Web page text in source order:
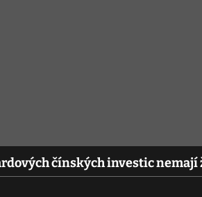
čínských investic nemají